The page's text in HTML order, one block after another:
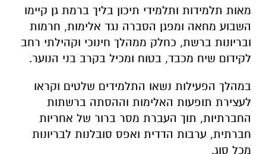
מאות תלמידות ותלמידי תיכון בליך ברמת גן קיימו
השבוע מחאה ומפגן הסברה נגד אלימות, חרמות
ובריונות ברשת, כחלק ממהלך חינוכי וקהילתי רחב
לקידום שיח מכבד, בטוח ומכיל בקרב בני הנוער.
במהלך הפעילות נשאו התלמידים שלטים וקראו
לעצירת תופעות האלימות וההסתה ברשתות
החברתיות, תוך העברת מסר ברור של אחריות
חברתית, ערבות הדדית ואפס סובלנות לבריונות
מכל סוג.